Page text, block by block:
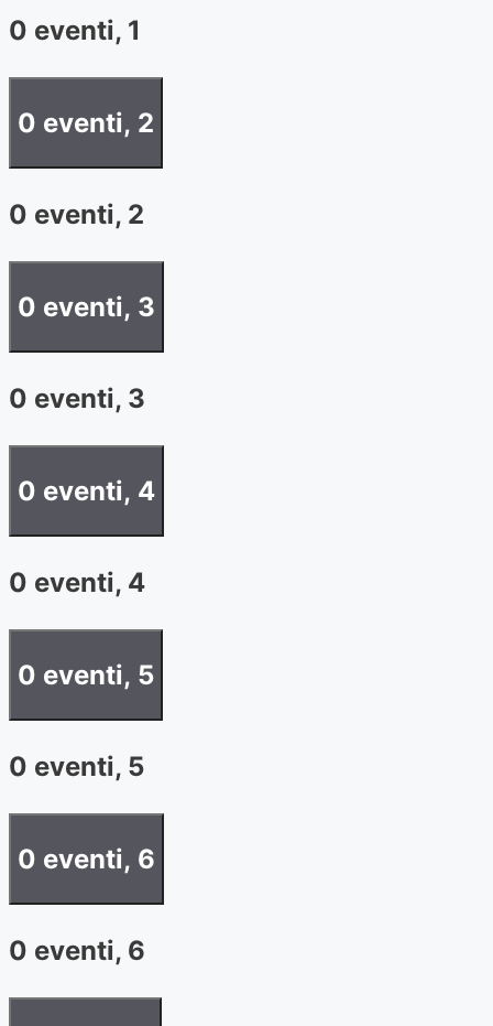
0 eventi, 1
0 eventi, 2
0 eventi, 2
0 eventi, 3
0 eventi, 3
0 eventi, 4
0 eventi, 4
0 eventi, 5
0 eventi, 5
0 eventi, 6
0 eventi, 6